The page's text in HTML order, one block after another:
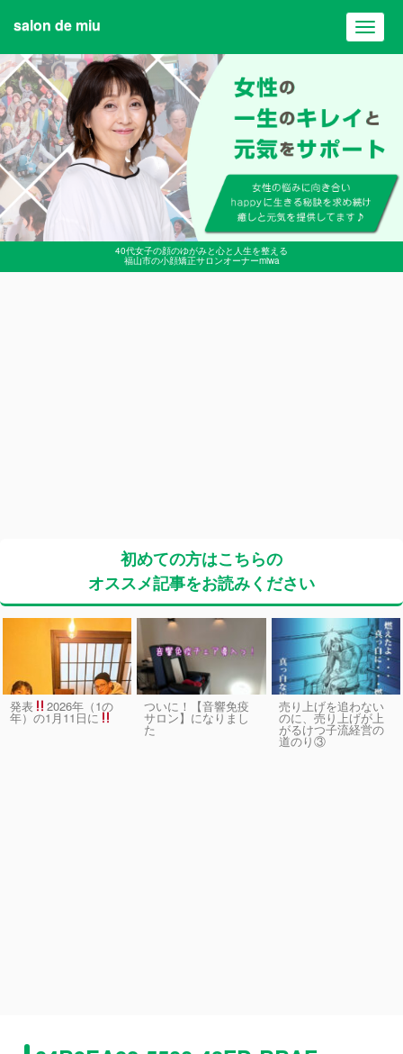
40代女子の顔のゆがみと心と人生を整える
福山市の小顔矯正サロンオーナーmiwa
salon de miu
初めての方はこちらの
オススメ記事をお読みください
発表 2026年（1の
年）の1月11日に
ついに！【音響免疫
サロン】になりまし
た
売り上げを追わない
のに、売り上げが上
がるけつ子流経営の
道のり③